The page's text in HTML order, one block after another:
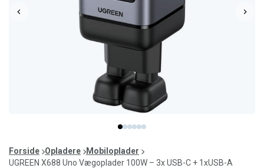
item
0
item
1
item
2
item
3
item
4
item
of
6
Forside Opladere
Mobiloplader
UGREEN X688 Uno Vægoplader 100W – 3x USB-C + 1xUSB-A